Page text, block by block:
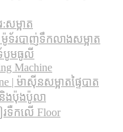
សម្អាត
ម៉ូទ័របាញ់ទឹកលាងសម្អាត
ទ័បូមធូលី
Machine
| ម៉ាស៊ីនសម្អាតផ្ទៃបាត
និងប៉ុងប៉ូលា
រទឺកលើ Floor